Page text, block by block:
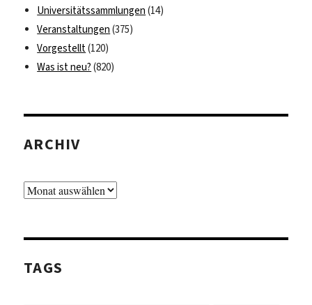
Universitätssammlungen (14)
Veranstaltungen (375)
Vorgestellt(120)
Was ist neu? (820)
ARCHIV
Archiv
TAGS